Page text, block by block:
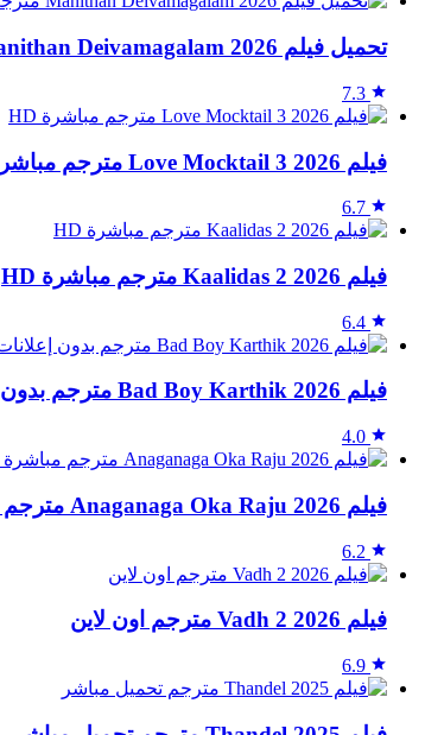
تحميل فيلم Manithan Deivamagalam 2026 مترجم HD
7.3
فيلم Love Mocktail 3 2026 مترجم مباشرة HD
6.7
فيلم Kaalidas 2 2026 مترجم مباشرة HD
6.4
فيلم Bad Boy Karthik 2026 مترجم بدون إعلانات
4.0
فيلم Anaganaga Oka Raju 2026 مترجم مباشرة HD
6.2
فيلم Vadh 2 2026 مترجم اون لاين
6.9